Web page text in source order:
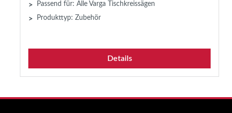
> Passend für: Alle Varga Tischkreissägen
> Produkttyp: Zubehör
Details